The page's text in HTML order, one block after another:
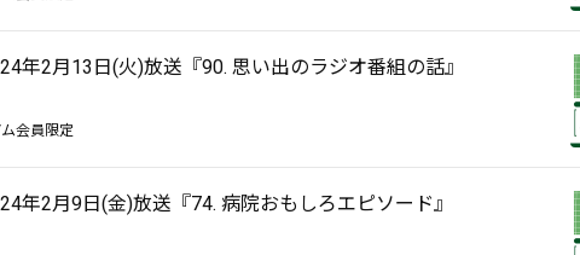
年2月13日(火)放送『90. 思い出のラジオ番組の話』
会員限定
年2月9日(金)放送『74. 病院おもしろエピソード』